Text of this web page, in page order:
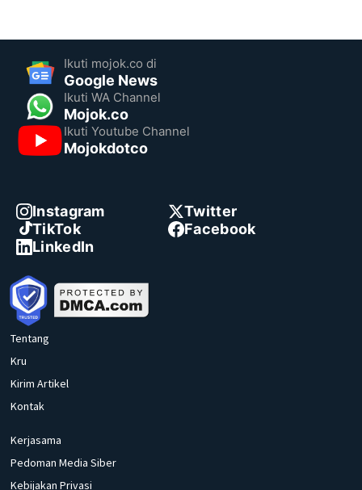
Ikuti mojok.co di
Google News
Ikuti WA Channel
Mojok.co
Ikuti Youtube Channel
Mojokdotco
Instagram
Twitter
TikTok
Facebook
LinkedIn
Tentang
Kru
Kirim Artikel
Kontak
Kerjasama
Pedoman Media Siber
Kebijakan Privasi